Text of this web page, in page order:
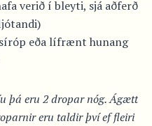
verið í bleyti, sjá aðferð
eða lífrænt hunang
þá eru 2 dropar nóg. Ágætt
eru taldir því ef fleiri